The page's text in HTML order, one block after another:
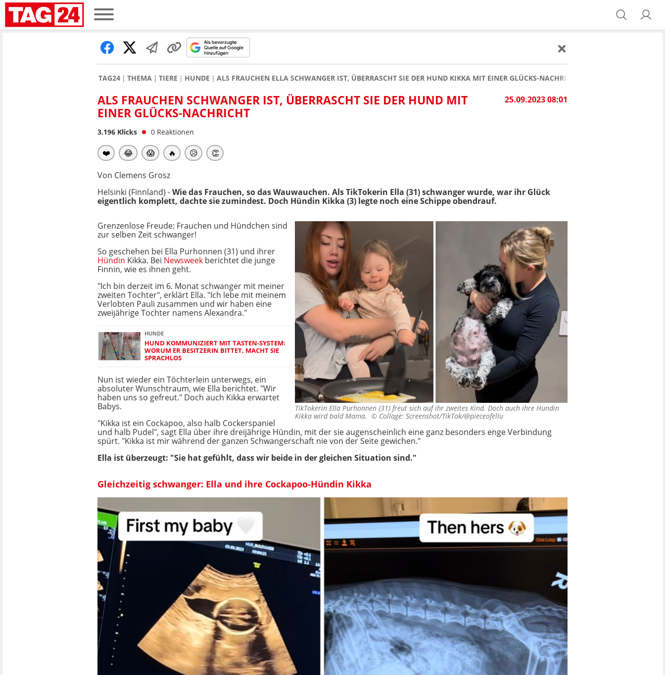
TAG24 THEMA TIERE HUNDE ALS FRAUCHEN ELLA SCHWANGER IST, ÜBERRASCHT SIE DER HUND KIKKA MIT EINER GLÜCKS-NACHRICHT
25.09.2023 08:01
ALS FRAUCHEN SCHWANGER IST, ÜBERRASCHT SIE DER HUND MIT
EINER GLÜCKS-NACHRICHT
3.196 Klicks 0 Reaktionen
❤️ 😂 😱 🔥 😥 👏
Von Clemens Grosz
Helsinki (Finnland) -Wie das Frauchen, so das Wauwauchen. Als TikTokerin Ella (31) schwanger wurde, war ihr Glück
eigentlich komplett, dachte sie zumindest. Doch Hündin Kikka (3) legte noch eine Schippe obendrauf.
TikTokerin Ella Purhonnen (31) freut sich auf ihr zweites Kind. Doch auch ihre Hündin
Kikka wird bald Mama. © Collage: Screenshot/TikTok/@pieceofellu
Grenzenlose Freude: Frauchen und Hündchen sind
zur selben Zeit schwanger!
So geschehen bei Ella Purhonnen (31) und ihrer
Hündin Kikka. Bei Newsweek berichtet die junge
Finnin, wie es ihnen geht.
"Ich bin derzeit im 6. Monat schwanger mit meiner
zweiten Tochter", erklärt Ella. "Ich lebe mit meinem
Verlobten Pauli zusammen und wir haben eine
zweijährige Tochter namens Alexandra."
HUNDE
HUND KOMMUNIZIERT MIT TASTEN-SYSTEM:
WORUM ER BESITZERIN BITTET, MACHT SIE
SPRACHLOS
Nun ist wieder ein Töchterlein unterwegs, ein
absoluter Wunschtraum, wie Ella berichtet. "Wir
haben uns so gefreut." Doch auch Kikka erwartet
Babys.
"Kikka ist ein Cockapoo, also halb Cockerspaniel
und halb Pudel", sagt Ella über ihre dreijährige Hündin, mit der sie augenscheinlich eine ganz besonders enge Verbindung
spürt. "Kikka ist mir während der ganzen Schwangerschaft nie von der Seite gewichen."
Ella ist überzeugt: "Sie hat gefühlt, dass wir beide in der gleichen Situation sind."
Gleichzeitig schwanger: Ella und ihre Cockapoo-Hündin Kikka